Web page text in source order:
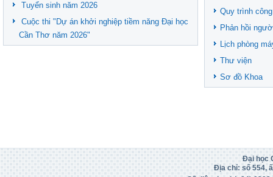
Tuyển sinh năm 2026
Cuộc thi "Dự án khởi nghiệp tiềm năng Đại học
Cần Thơ năm 2026"
Quy trình
Phản hồi
Lịch phòng
Thư viện
Sơ đồ Khoa
Đại học
Địa chỉ: số 554,